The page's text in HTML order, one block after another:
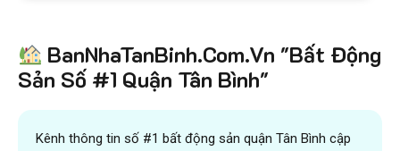
BanNhaTanBinh.Com.Vn "Bất Động
Sản Số #1 Quận Tân Bình"
Kênh thông tin số #1 bất động sản quận Tân Bình cập